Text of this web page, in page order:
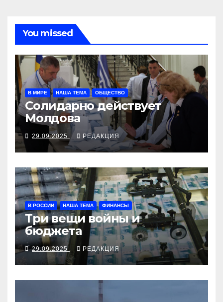
You missed
В МИРЕ НАША ТЕМА ОБЩЕСТВО
Солидарно действует
Молдова
29.09.2025 РЕДАКЦИЯ
В РОССИИ НАША ТЕМА ФИНАНСЫ
Три вещи войны и
бюджета
29.09.2025 РЕДАКЦИЯ